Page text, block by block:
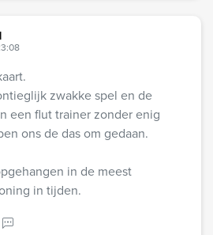
zwakke spel en de
een flut trainer zonder enig
ons de das om gedaan.
in de meest
in tijden.